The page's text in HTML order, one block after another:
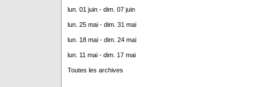
lun. 01 juin - dim. 07 juin
lun. 25 mai - dim. 31 mai
lun. 18 mai - dim. 24 mai
lun. 11 mai - dim. 17 mai
Toutes les archives